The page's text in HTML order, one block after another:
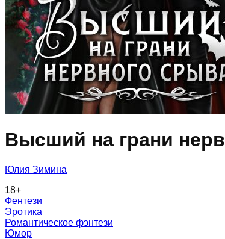
Высший на грани
Юлия Зимина
18+
Фентези
Эротика
Романтическое фэнтези
Юмор